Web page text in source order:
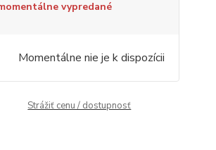
vypredané
Momentálne nie je k dispozícii
Strážiť cenu / dostupnosť